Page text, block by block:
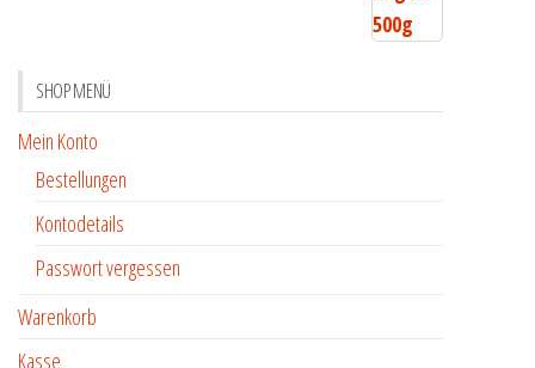
SHOP MENÜ
Mein Konto
Bestellungen
Kontodetails
Passwort vergessen
Warenkorb
Kasse